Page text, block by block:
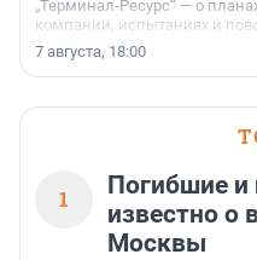
„Терминал-Ресурс“ — о
компании, испытаниях и
осторожного оптимизма.
7 августа, 18:00
1
Погибшие и
известно о
Москвы